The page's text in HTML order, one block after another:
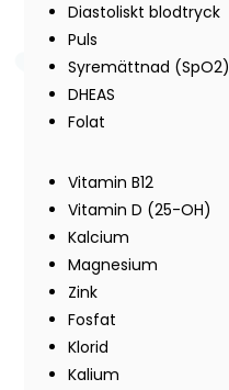
Diastoliskt blodtryck
Puls
Syremättnad (SpO2)
DHEAS
Folat
Vitamin B12
Vitamin D (25-OH)
Kalcium
Magnesium
Zink
Fosfat
Klorid
Kalium